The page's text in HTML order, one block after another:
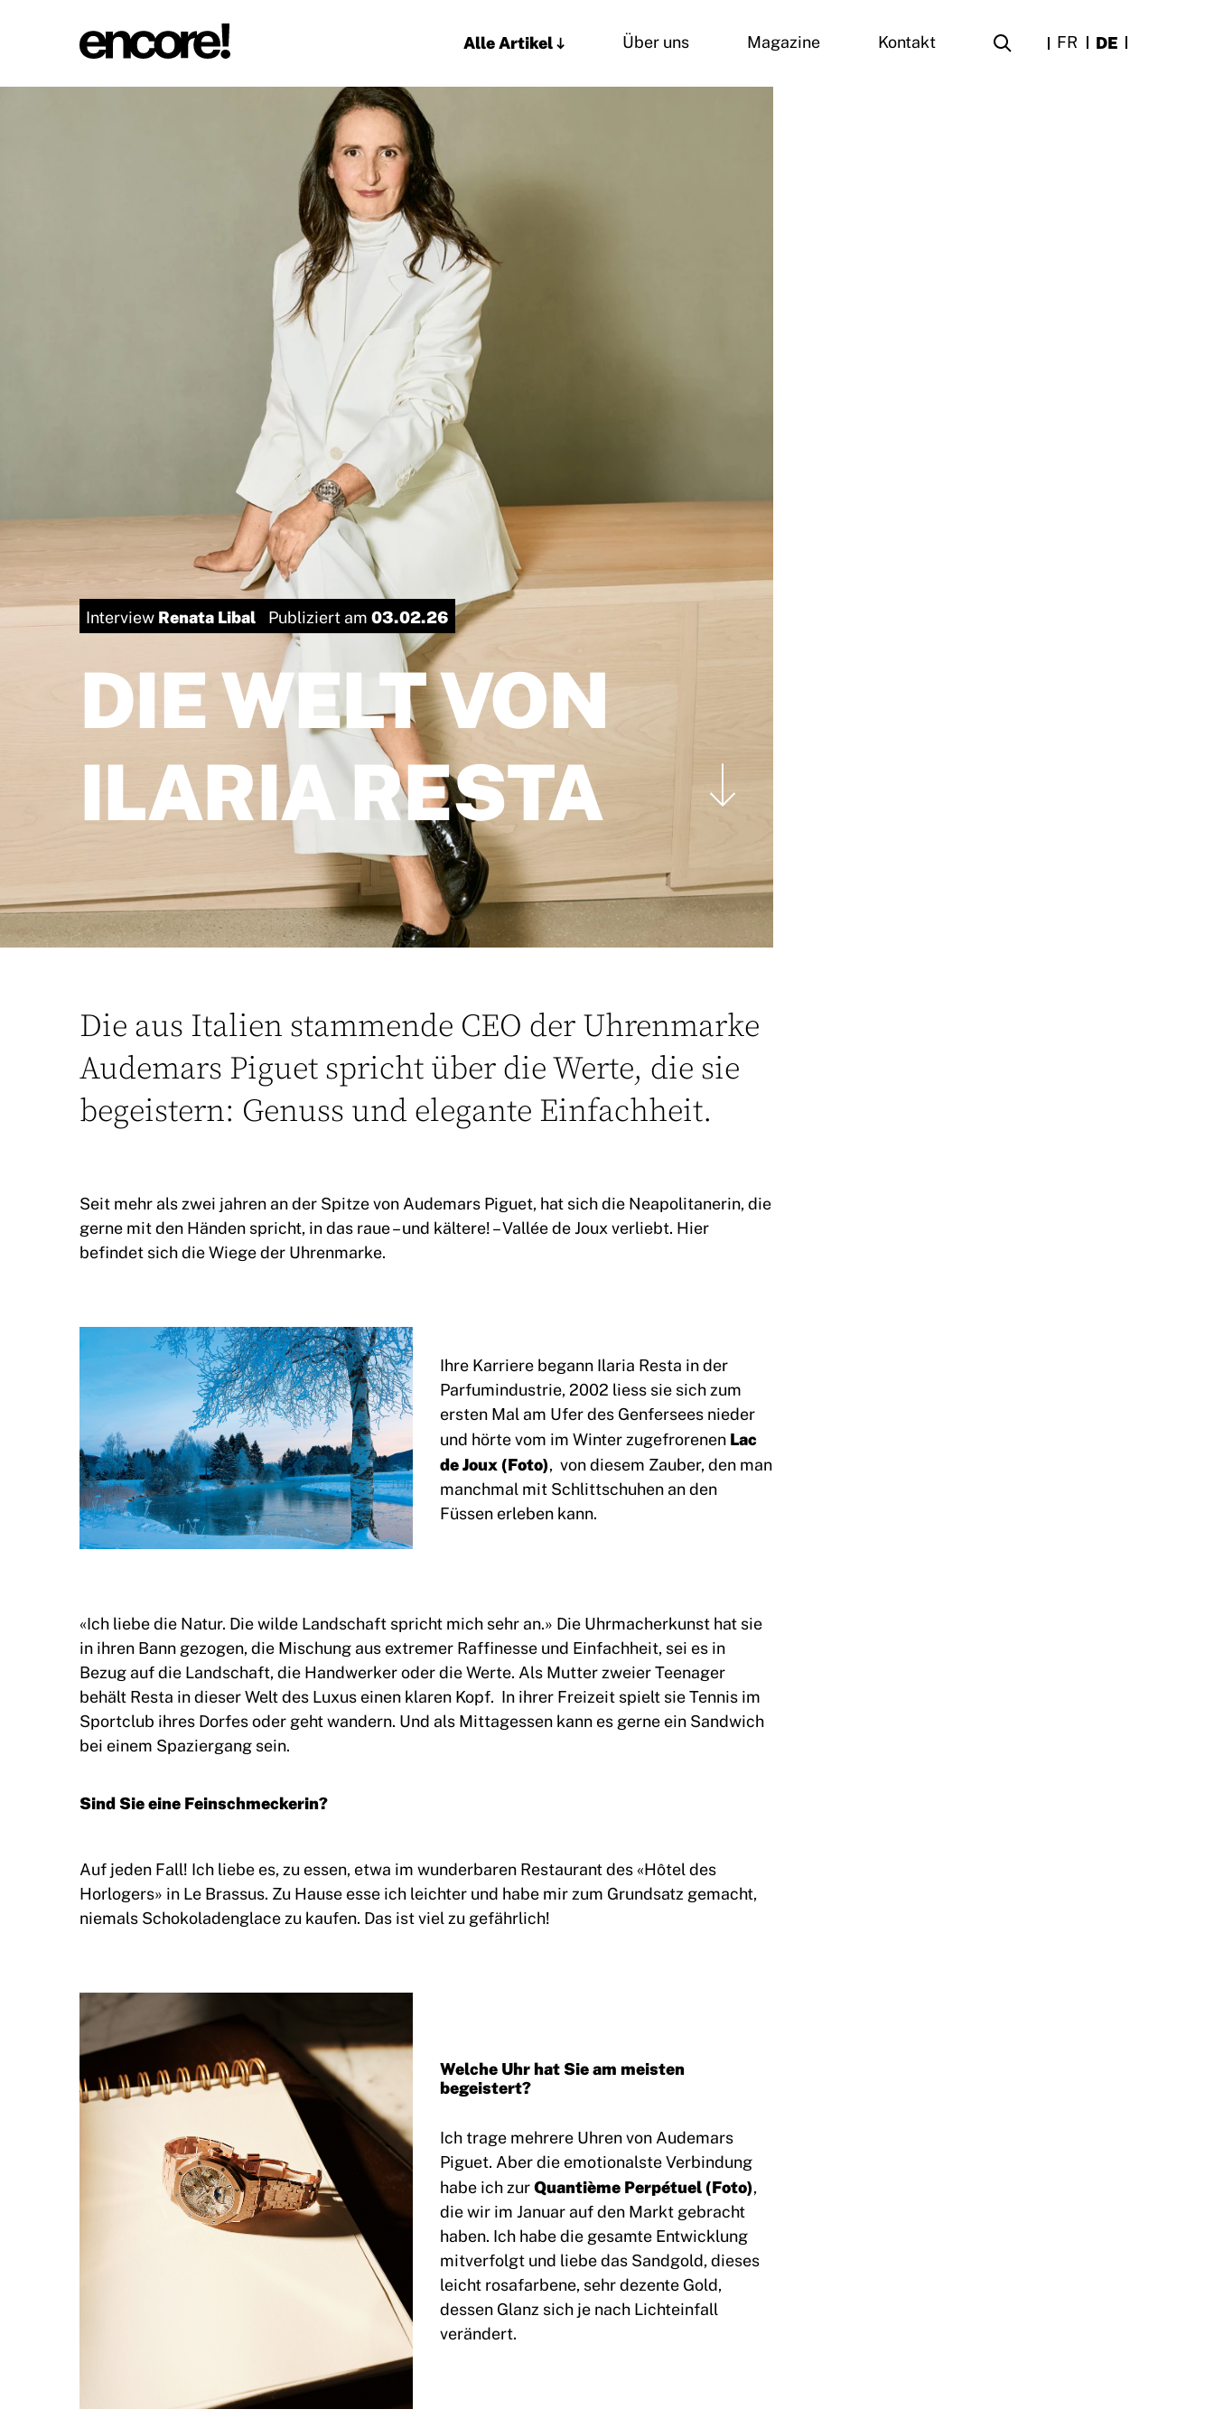
Alle Artikel Über uns Magazine Kontakt FR DE
Interview Renata Libal Publiziert am 03.02.26
DIE WELT VON
ILARIA RESTA
Die aus Italien stammende CEO der Uhrenmarke
Audemars Piguet spricht über die Werte, die sie
begeistern: Genuss und elegante Einfachheit.
Seit mehr als zwei jahren an der Spitze von Audemars Piguet, hat sich die Neapolitanerin, die
gerne mit den Händen spricht, in das raue – und kältere! – Vallée de Joux verliebt. Hier
befindet sich die Wiege der Uhrenmarke.
Ihre Karriere begann Ilaria Resta in der
Parfumindustrie, 2002 liess sie sich zum
ersten Mal am Ufer des Genfersees nieder
und hörte vom im Winter zugefrorenen Lac
de Joux (Foto) , von diesem Zauber, den man
manchmal mit Schlittschuhen an den
Füssen erleben kann.
«Ich liebe die Natur. Die wilde Landschaft spricht mich sehr an.» Die Uhrmacherkunst hat sie
in ihren Bann gezogen, die Mischung aus extremer Raffinesse und Einfachheit, sei es in
Bezug auf die Landschaft, die Handwerker oder die Werte. Als Mutter zweier Teenager
behält Resta in dieser Welt des Luxus einen klaren Kopf. In ihrer Freizeit spielt sie Tennis im
Sportclub ihres Dorfes oder geht wandern. Und als Mittagessen kann es gerne ein Sandwich
bei einem Spaziergang sein.
Sind Sie eine Feinschmeckerin?
Auf jeden Fall! Ich liebe es, zu essen, etwa im wunderbaren Restaurant des «Hôtel des
Horlogers» in Le Brassus. Zu Hause esse ich leichter und habe mir zum Grundsatz gemacht,
niemals Schokoladenglace zu kaufen. Das ist viel zu gefährlich!
Welche Uhr hat Sie am meisten
begeistert?
Ich trage mehrere Uhren von Audemars
Piguet. Aber die emotionalste Verbindung
habe ich zurQuantième Perpétuel (Foto)
die wir im Januar auf den Markt gebracht
haben. Ich habe die gesamte Entwicklung
mitverfolgt und liebe das Sandgold, dieses
leicht rosafarbene, sehr dezente Gold,
dessen Glanz sich je nach Lichteinfall
verändert.